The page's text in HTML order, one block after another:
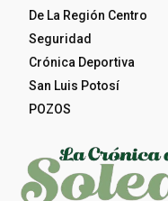
De La Región Centro
Seguridad
Crónica Deportiva
San Luis Potosí
POZOS